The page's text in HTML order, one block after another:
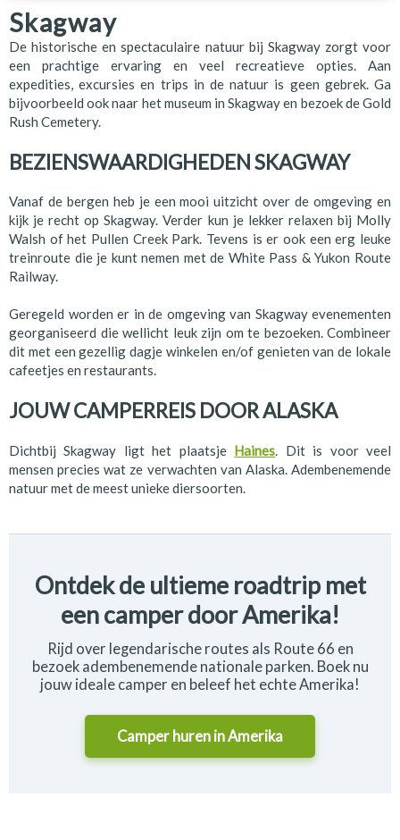
Skagway
De historische en spectaculaire natuur bij Skagway zorgt voor
een prachtige ervaring en veel recreatieve opties. Aan
expedities, excursies en trips in de natuur is geen gebrek. Ga
bijvoorbeeld ook naar het museum in Skagway en bezoek de Gold
Rush Cemetery.
BEZIENSWAARDIGHEDEN SKAGWAY
Vanaf de bergen heb je een mooi uitzicht over de omgeving en
kijk je recht op Skagway. Verder kun je lekker relaxen bij Molly
Walsh of het Pullen Creek Park. Tevens is er ook een erg leuke
treinroute die je kunt nemen met de White Pass & Yukon Route
Railway.
Geregeld worden er in de omgeving van Skagway evenementen
georganiseerd die wellicht leuk zijn om te bezoeken. Combineer
dit met een gezellig dagje winkelen en/of genieten van de lokale
cafeetjes en restaurants.
JOUW CAMPERREIS DOOR ALASKA
Dichtbij Skagway ligt het plaatsje Haines. Dit is voor veel
mensen precies wat ze verwachten van Alaska. Adembenemende
natuur met de meest unieke diersoorten.
Ontdek de ultieme roadtrip met
een camper door Amerika!
Rijd over legendarische routes als Route 66 en
bezoek adembenemende nationale parken. Boek nu
jouw ideale camper en beleef het echte Amerika!
Camper huren inAmerika